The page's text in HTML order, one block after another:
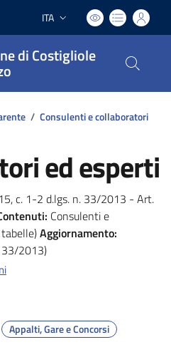
Lingua attiva:
ITA
di Costigliole
/ Consulenti e collaboratori
ed esperti
c. 1-2 d.lgs. n. 33/2013 - Art.
Consulenti e
Aggiornamento:
33/2013)
Appalti, Gare e Concorsi